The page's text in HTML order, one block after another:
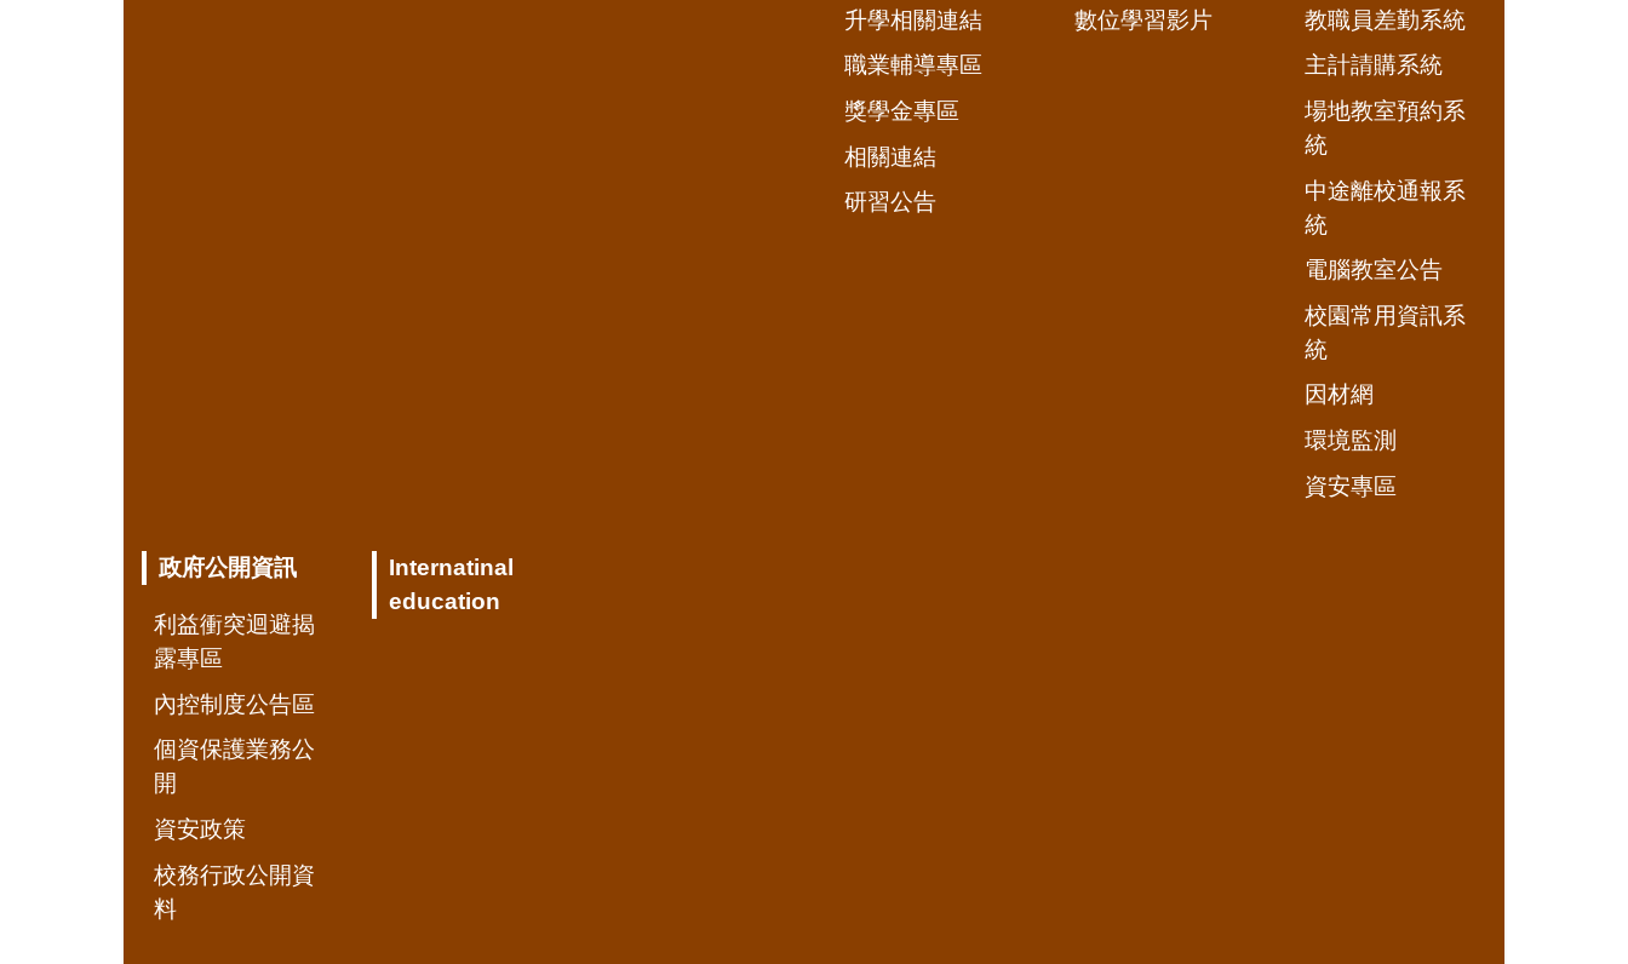
升學相關連結
職業輔導專區
獎學金專區
相關連結
研習公告
數位學習影片
教職員差勤系統
主計請購系統
場地教室預約系
統
中途離校通報系
統
電腦教室公告
校園常用資訊系
統
因材網
環境監測
資安專區
政府公開資訊
利益衝突迴避揭
露專區
內控制度公告區
個資保護業務公
開
資安政策
校務行政公開資
料
Internatinal
education